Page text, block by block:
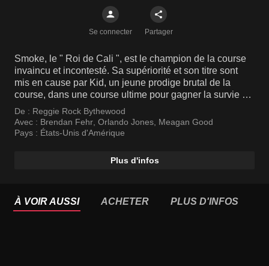
Se connecter Partager
Smoke, le " Roi de Cali ", est le champion de la course
invaincu et incontesté. Sa supériorité et son titre sont
mis en cause par Kid, un jeune prodige brutal de la
course, dans une course ultime pour gagner la survie du
plus rapide.
De : Reggie Rock Bythewood
Avec : Brendan Fehr Orlando Jones Meagan Good
Pays : États-Unis d'Amérique
Plus d'infos
À VOIR AUSSI ACHETER PLUS D'INFOS